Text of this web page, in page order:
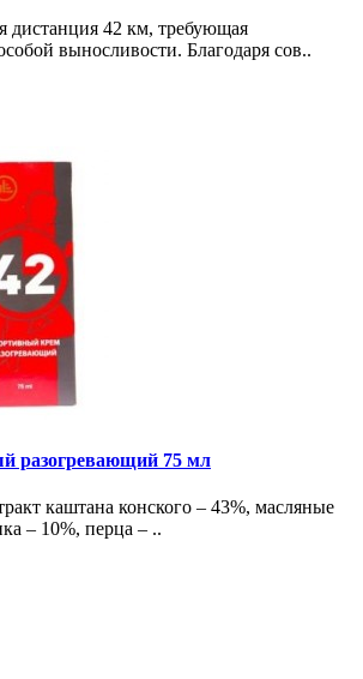
дистанция 42 км, требующая
выносливости. Благодаря сов..
разогревающий 75 мл
каштана конского – 43%, масляные
– 10%, перца – ..